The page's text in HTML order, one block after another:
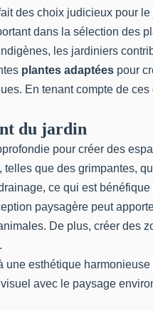
des choix judicieux pour
dans la sélection des
les jardiniers
plantes adaptées pour
En tenant compte de
du jardin
pour créer des
que des grimpantes,
ce qui est
paysagère peut
De plus, créer des
une esthétique
avec le paysage